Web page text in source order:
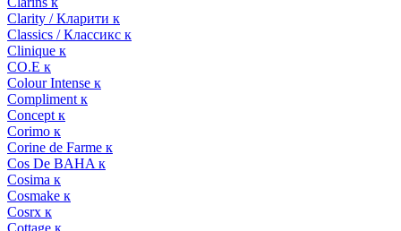
Clarity / Кларити к
Classics / Классикс к
Clinique к
CO.E к
Colour Intense к
Compliment к
Concept к
Corimo к
Corine de Farme к
Cos De BAHA к
Cosima к
Cosmake к
Cosrx к